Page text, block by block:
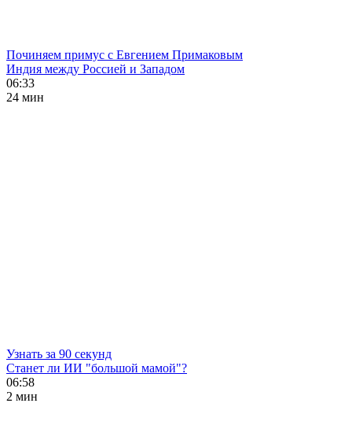
Починяем примус с Евгением Примаковым
Индия между Россией и Западом
06:33
24 мин
Узнать за 90 секунд
Станет ли ИИ "большой мамой"?
06:58
2 мин